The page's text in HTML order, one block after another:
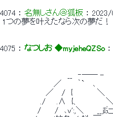
4074 ： 名無しさん＠狐板 ： 2023/
1つの夢を叶えたなら次の夢だ！
4075 ： なつしお ◆myjeheQZSo ：
__　‐―― -　　
／　 　 ｀`　 ､　　　　
／　 /　{　　　　 ＼　　
./　　.∧　{、　　　　　＼
/　　 /　､ｖ':,＼　　 __ｊI辷`